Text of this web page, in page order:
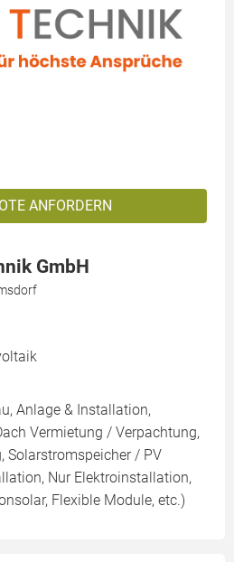
ANFORDERN
GmbH
Anlage & Installation,
Vermietung / Verpachtung,
Solarstromspeicher / PV
Nur Elektroinstallation,
Flexible Module, etc.)